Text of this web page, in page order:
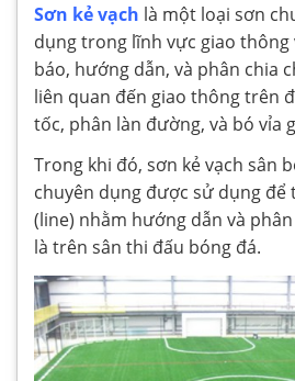
Sơn kẻ vạch là một loại sơn
dụng trong lĩnh vực giao thông
báo, hướng dẫn, và phân chia
liên quan đến giao thông trên
tốc, phân làn đường, và bó vỉa
Trong khi đó, sơn kẻ vạch sân
chuyên dụng được sử dụng để
(line) nhằm hướng dẫn và
là trên sân thi đấu bóng đá.